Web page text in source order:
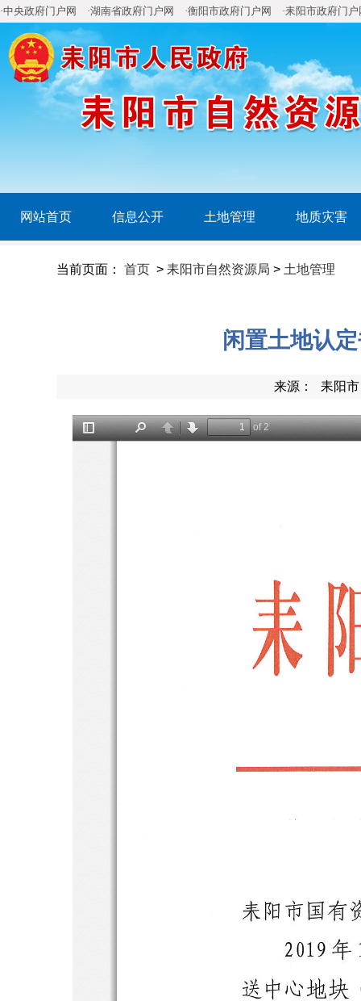
·中央政府门户网 ·湖南省政府门户网 ·衡阳市政府门户网 ·耒阳市政府门户
网站首页 信息公开 土地管理 地质灾害
当前页面： 首页 > 耒阳市自然资源局 > 土地管理
闲置土地认
来源： 耒阳